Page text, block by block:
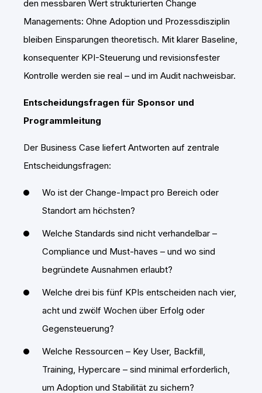
den messbaren Wert strukturierten Change
Managements: Ohne Adoption und Prozessdisziplin
bleiben Einsparungen theoretisch. Mit klarer Baseline,
konsequenter KPI-Steuerung und revisionsfester
Kontrolle werden sie real – und im Audit nachweisbar.
Entscheidungsfragen für Sponsor und
Programmleitung
Der Business Case liefert Antworten auf zentrale
Entscheidungsfragen:
Wo ist der Change-Impact pro Bereich oder
Standort am höchsten?
Welche Standards sind nicht verhandelbar –
Compliance und Must-haves – und wo sind
begründete Ausnahmen erlaubt?
Welche drei bis fünf KPIs entscheiden nach vier,
acht und zwölf Wochen über Erfolg oder
Gegensteuerung?
Welche Ressourcen – Key User, Backfill,
Training, Hypercare – sind minimal erforderlich,
um Adoption und Stabilität zu sichern?